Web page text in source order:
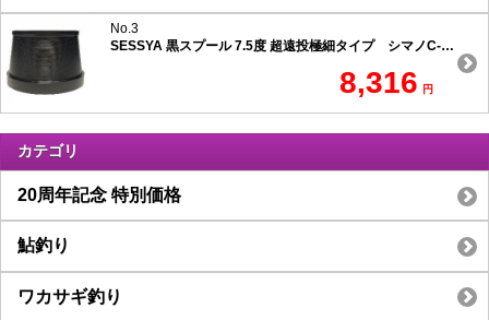
No.3
SESSYA 黒スプール 7.5度 超遠投極細タイプ シマノC-1用
8,316 円
カテゴリ
20周年記念 特別価格
鮎釣り
ワカサギ釣り